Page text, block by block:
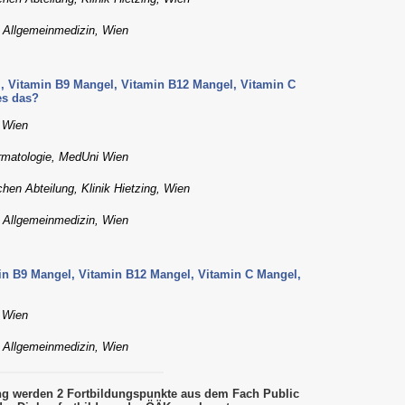
Wien
Vitamin B9 Mangel, Vitamin B12 Mangel, Vitamin C
das?
MedUni Wien
Abteilung, Klinik Hietzing, Wien
Wien
B9 Mangel, Vitamin B12 Mangel, Vitamin C Mangel,
Wien
werden 2 Fortbildungspunkte aus dem Fach Public